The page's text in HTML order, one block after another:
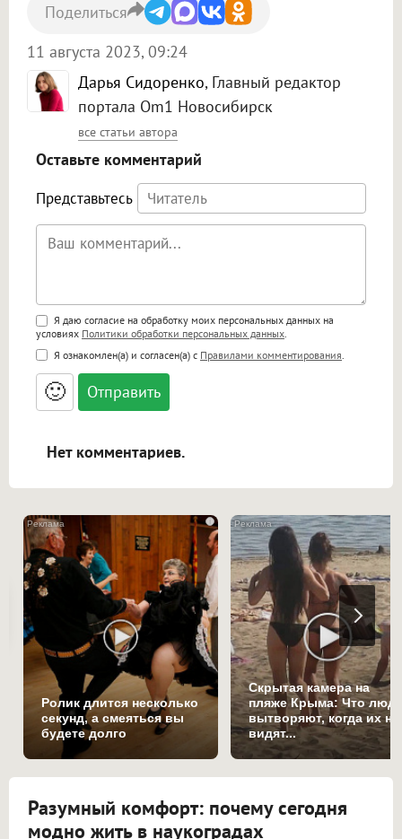
Дарья Сидоренко, Главный редактор
портала Om1 Новосибирск
все статьи автора
11 августа 2023, 09:24
Поделиться
Оставьте комментарий
Представьтесь
Поддержка HTML
<b>, <strong>, <u>, <i>, <em>, <s>, <big>,
<small>, <sup>, <sub>, <pre>, <ul>, <ol>, <li>,
<blockquote>, <code> экранирует HTML,
адреса URL автоматически становятся
ссылками, и [img]адрес[/img] будет
Я даю согласие на обработку моих персональных данных на
условиях Политики обработки персональных данных
Я ознакомлен(а) и согласен(а) с Правилами комментирования
🙂
Нет комментариев.
i
Ролик длится несколько
секунд, а смеяться вы
будете долго
Скрытая камера на
пляже Крыма: Что
вытворяют, когда их не
видят...
Разумный комфорт: почему сегодня
модно жить в наукоградах